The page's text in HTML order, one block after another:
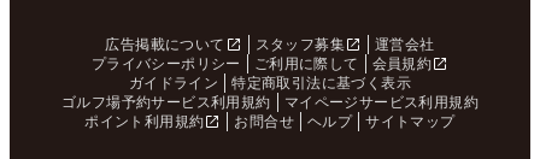
広告掲載について スタッフ募集
運営会社
プライバシーポリシー
ご利用に際して
会員規約
ガイドライン
特定商取引法に基づく表示
ゴルフ場予約サービス利用規約
マイページサービス利用規約
ポイント利用規約
お問合せ ヘルプ サイトマップ